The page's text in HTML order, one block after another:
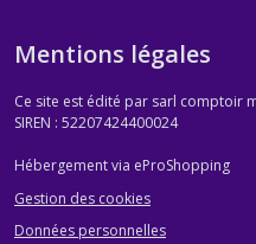
Mentions légales
Ce site est édité par sarl comptoir
SIREN : 52207424400024
Hébergement via eProShopping
Gestion des cookies
Données personnelles